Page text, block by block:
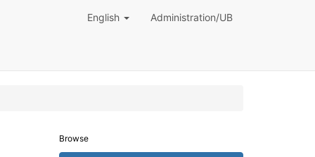
English Administration/UB
Browse